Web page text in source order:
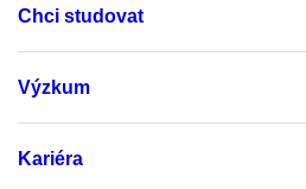
Chci studovat
Výzkum
Kariéra